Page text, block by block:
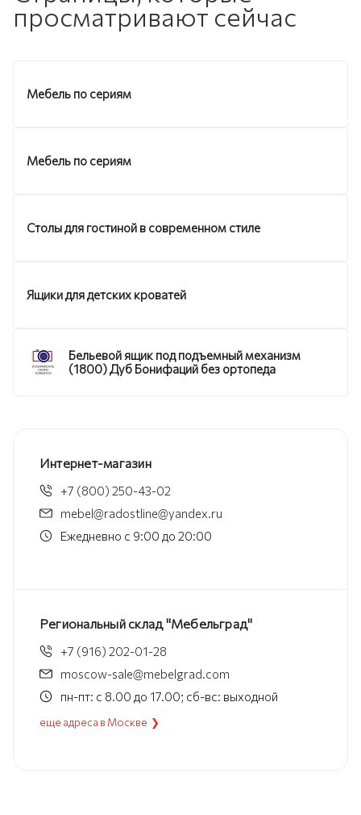
просматривают сейчас
Мебель по сериям
Мебель по сериям
Столы для гостиной в современном стиле
Ящики для детских кроватей
Бельевой ящик под подъемный механизм
(1800) Дуб Бонифаций без ортопеда
Интернет-магазин
+7 (800) 250-43-02
mebel@radostline@yandex.ru
Ежедневно с 9:00 до 20:00
Региональный склад "Мебельград"
+7 (916) 202-01-28
moscow-sale@mebelgrad.com
пн-пт: с 8.00 до 17.00; сб-вс: выходной
еще адреса в Москве ❯